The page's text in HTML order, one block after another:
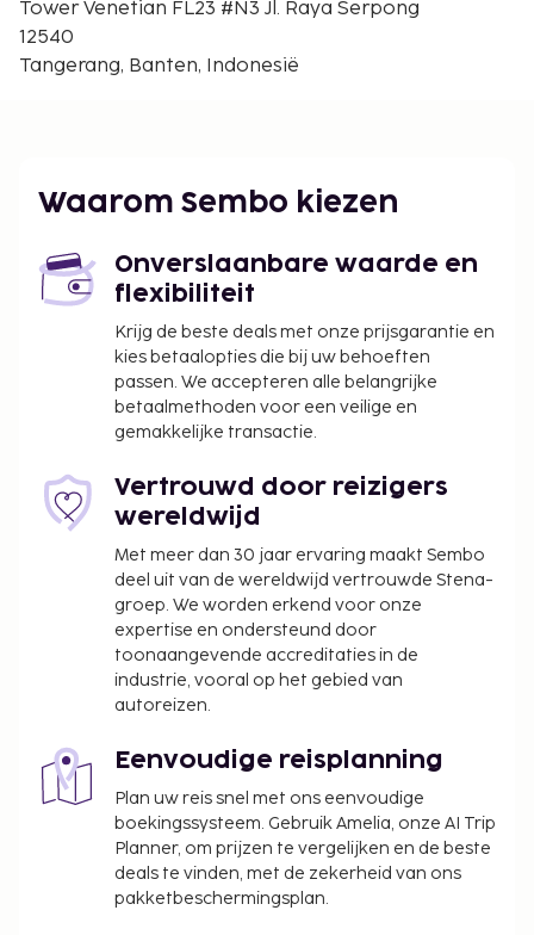
worden betaald. De kosten kunnen inclusief
accommodatie aan ons heeft doorgegeven.
In deze accommodatie zijn huisdieren en
Tower Venetian FL23 #N3 Jl. Raya Serpong
12540
Tangerang, Banten, Indonesië
Waarom Sembo kiezen
Onverslaanbare waarde en
flexibiliteit
Krijg de beste deals met onze prijsgarantie en
kies betaalopties die bij uw behoeften
passen. We accepteren alle belangrijke
betaalmethoden voor een veilige en
gemakkelijke transactie.
Vertrouwd door reizigers
wereldwijd
Met meer dan 30 jaar ervaring maakt Sembo
deel uit van de wereldwijd vertrouwde Stena-
groep. We worden erkend voor onze
expertise en ondersteund door
toonaangevende accreditaties in de
industrie, vooral op het gebied van
autoreizen.
Eenvoudige reisplanning
Plan uw reis snel met ons eenvoudige
boekingssysteem. Gebruik Amelia, onze AI Trip
Planner, om prijzen te vergelijken en de beste
deals te vinden, met de zekerheid van ons
pakketbeschermingsplan.